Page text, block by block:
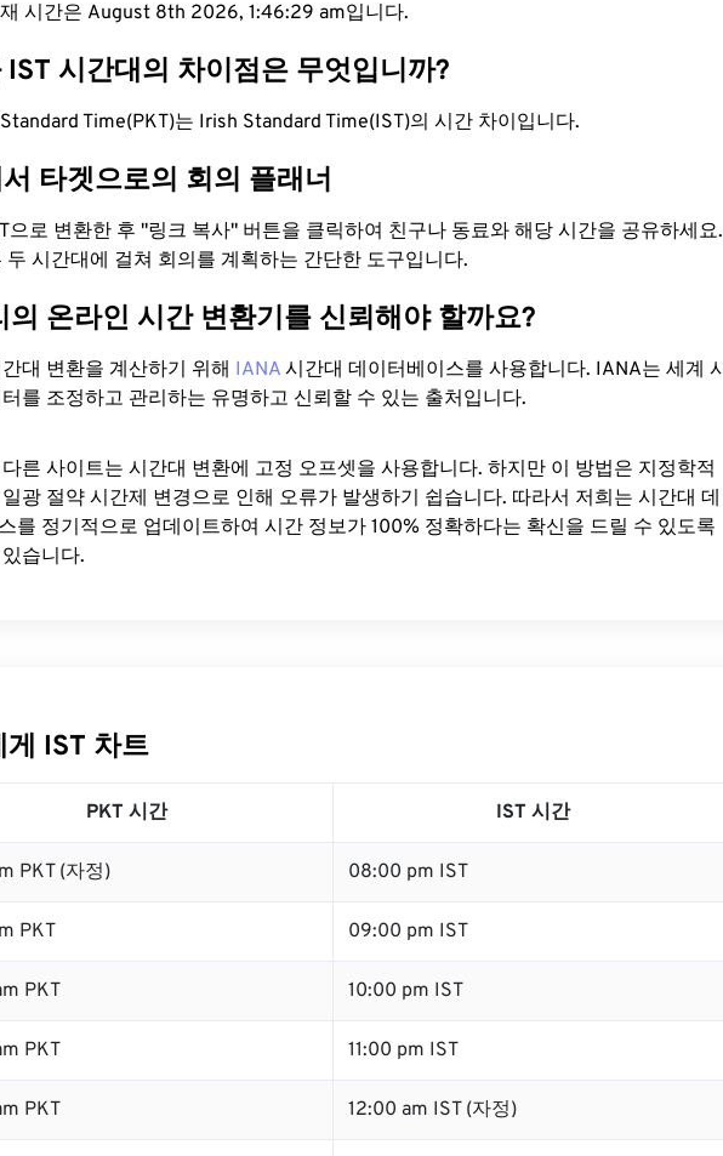
시간은 August 8th 2026, 1:46:30 am입니다.
IST 시간대의 차이점은 무엇입니까?
Time(PKT)는 Irish Standard Time(IST)의 시간 차이입니다.
타겟으로의 회의 플래너
으로 변환한 후 "링크 복사" 버튼을 클릭하여 친구나 동료와 해당 시간을 공유하세요.
두 시간대에 걸쳐 회의를 계획하는 간단한 도구입니다.
의 온라인 시간 변환기를 신뢰해야 할까요?
대 변환을 계산하기 위해 IANA 시간대 데이터베이스를 사용합니다. IANA는 세계 시
를 조정하고 관리하는 유명하고 신뢰할 수 있는 출처입니다.
른 사이트는 시간대 변환에 ​​고정 오프셋을 사용합니다. 하지만 이 방법은 지정학적
광 절약 시간제 변경으로 인해 오류가 발생하기 쉽습니다. 따라서 저희는 시간대 데
를 정기적으로 업데이트하여 시간 정보가 100% 정확하다는 확신을 드릴 수 있도록
습니다.
게 IST 차트
PKT 시간 IST 시간
PKT (자정) 08:00 pm IST
PKT 09:00 pm IST
PKT 10:00 pm IST
PKT 11:00 pm IST
PKT 12:00 am IST (자정)